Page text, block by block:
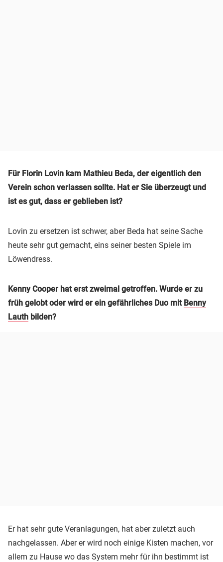
Für Florin Lovin kam Mathieu Beda, der eigentlich den
Verein schon verlassen sollte. Hat er Sie überzeugt und
ist es gut, dass er geblieben ist?
Lovin zu ersetzen ist schwer, aber Beda hat seine Sache
heute sehr gut gemacht, eins seiner besten Spiele im
Löwendress.
Kenny Cooper hat erst zweimal getroffen. Wurde er zu
früh gelobt oder wird er ein gefährliches Duo mit Benny
Lauth bilden?
Er hat sehr gute Veranlagungen, hat aber zuletzt auch
nachgelassen. Aber er wird noch einige Kisten machen, vor
allem zu Hause wo das System mehr für ihn bestimmt ist